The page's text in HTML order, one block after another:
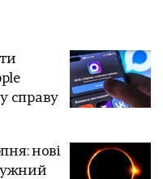
справу
нові